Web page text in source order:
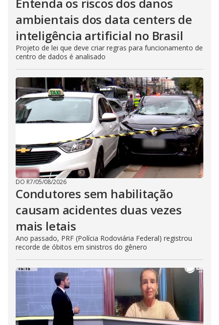
ambientais dos data centers de
inteligência artificial no Brasil
Projeto de lei que deve criar regras para funcionamento de
centro de dados é analisado
DO R7/05/08/2026
Condutores sem habilitação
causam acidentes duas vezes
mais letais
Ano passado, PRF (Polícia Rodoviária Federal) registrou
recorde de óbitos em sinistros do gênero